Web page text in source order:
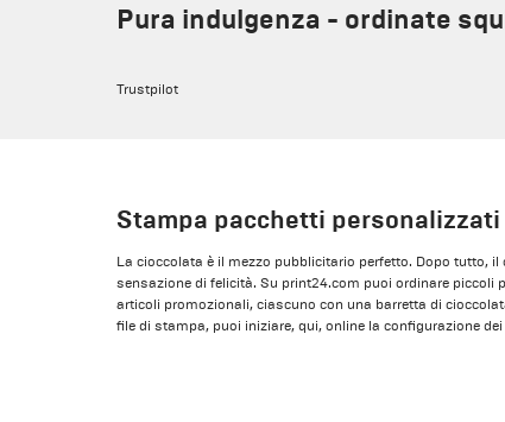
Pura indulgenza - ordinate
Trustpilot
Stampa pacchetti
La cioccolata è il mezzo pubblicitario perfetto. Dopo tutto,
sensazione di felicità. Su print24.com puoi ordinare piccoli
articoli promozionali, ciascuno con una barretta di
file di stampa, puoi iniziare, qui, online la configurazione